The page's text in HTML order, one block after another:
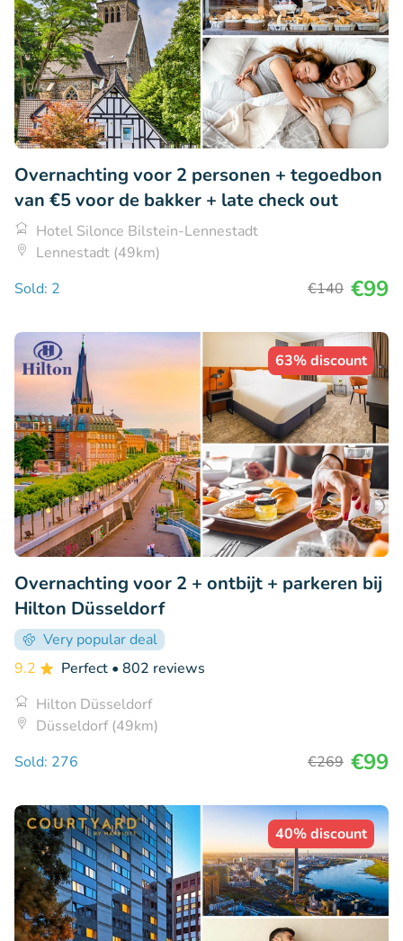
Overnachting voor 2 personen + tegoedbon
van €5 voor de bakker + late check out
Hotel Silonce Bilstein-Lennestadt
Lennestadt (49km)
Sold: 2
€140 €99
63% discount
Overnachting voor 2 + ontbijt + parkeren bij
Hilton Düsseldorf
Very popular deal
9.2
Perfect • 802 reviews
Hilton Düsseldorf
Düsseldorf (49km)
Sold: 276
€269 €99
40% discount